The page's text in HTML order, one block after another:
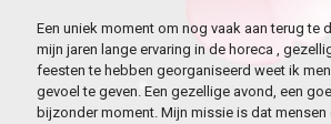
Een uniek moment om nog vaak aan terug te
mijn jaren lange ervaring in de horeca ,
feesten te hebben georganiseerd weet ik
gevoel te geven. Een gezellige avond, een
bijzonder moment. Mijn missie is dat mensen